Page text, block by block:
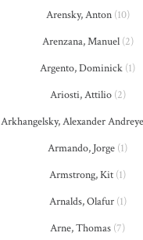
Arensky, Anton(10)
Arenzana, Manuel(2)
Argento, Dominick (1)
Ariosti, Attilio(2)
Arkhangelsky, Alexander
Armando, Jorge (1)
Armstrong, Kit (1)
Arnalds, Olafur(1)
Arne, Thomas (7)